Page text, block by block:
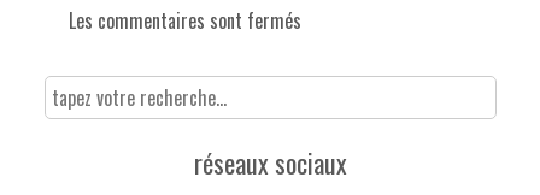
Les commentaires sont fermés
réseaux sociaux